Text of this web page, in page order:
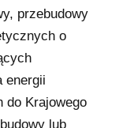
przebudowy
o
energii
do Krajowego
lub